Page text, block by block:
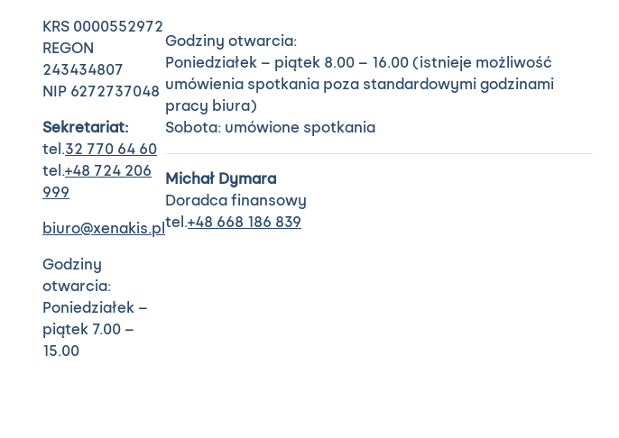
KRS 0000552972
REGON
243434807
NIP 6272737048
Sekretariat:
tel.32 770 64 60
tel.+48 724 206
999
biuro@xenakis.pl
Godziny
otwarcia:
Poniedziałek –
piątek 7.00 –
15.00
Godziny otwarcia:
Poniedziałek – piątek 8.00 – 16.00 (istnieje możliwość
umówienia spotkania poza standardowymi godzinami
pracy biura)
Sobota: umówione spotkania
Michał Dymara
Doradca finansowy
tel.+48 668 186 839